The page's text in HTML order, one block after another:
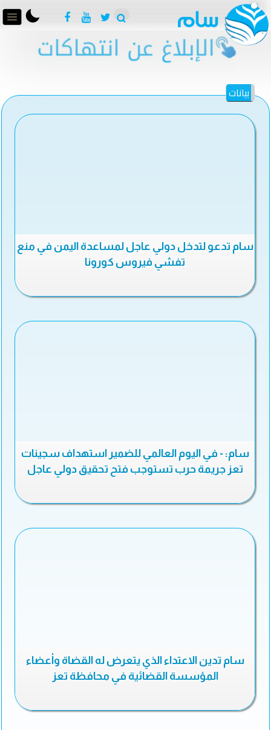
بيانات
سام تدعو لتدخل دولي عاجل لمساعدة اليمن في منع
تفشي فيروس كورونا
سام: - في اليوم العالمي للضمير استهداف سجينات
تعز جريمة حرب تستوجب فتح تحقيق دولي عاجل
سام تدين الاعتداء الذي يتعرض له القضاة وأعضاء
المؤسسة القضائية في محافظة تعز